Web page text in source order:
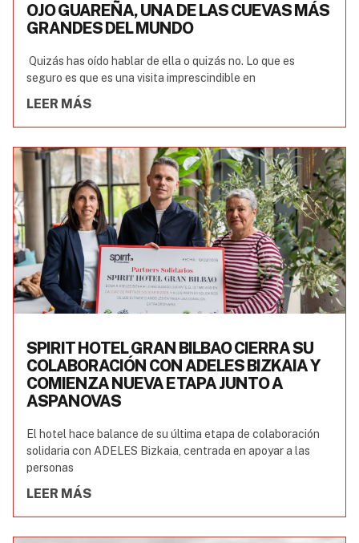
OJO GUAREÑA, UNA DE LAS CUEVAS MÁS
GRANDES DEL MUNDO
Quizás has oído hablar de ella o quizás no. Lo que es
seguro es que es una visita imprescindible en
LEER MÁS
SPIRIT HOTEL GRAN BILBAO CIERRA SU
COLABORACIÓN CON ADELES BIZKAIA Y
COMIENZA NUEVA ETAPA JUNTO A
ASPANOVAS
El hotel hace balance de su última etapa de colaboración
solidaria con ADELES Bizkaia, centrada en apoyar a las
personas
LEER MÁS